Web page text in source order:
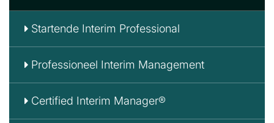
Startende Interim Professional
Professioneel Interim Management
Certified Interim Manager®